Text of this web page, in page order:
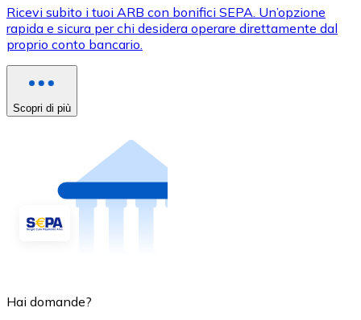
Ricevi subito i tuoi ARB con bonifici SEPA. Un’opzione
rapida e sicura per chi desidera operare direttamente dal
proprio conto bancario.
Scopri di più
Hai domande?